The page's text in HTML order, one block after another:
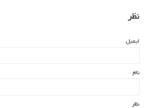
نظر
ایمیل
نام
نظر